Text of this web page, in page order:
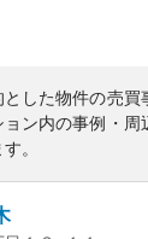
した物件の売買
ン内の事例・周
。